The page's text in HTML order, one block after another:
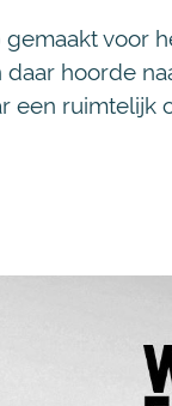
voor
hoorde
een